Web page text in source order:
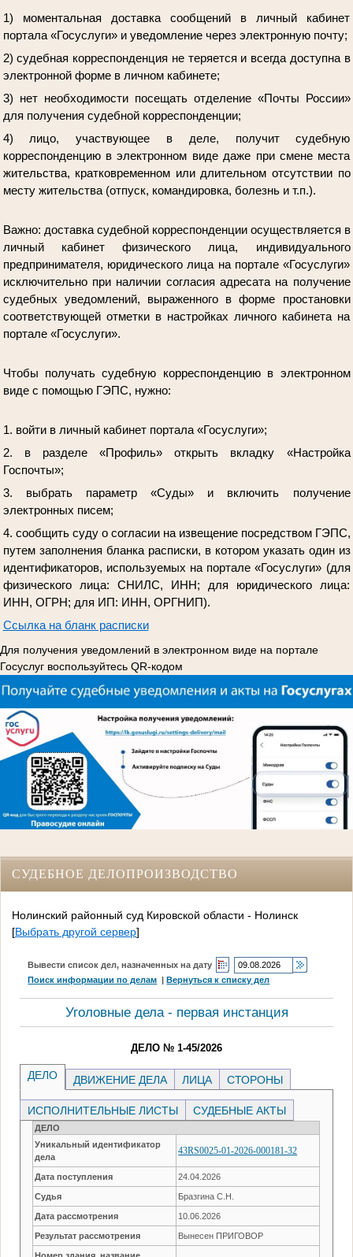
1) моментальная доставка сообщений в личный кабинет
портала «Госуслуги» и уведомление через электронную почту;
2) судебная корреспонденция не теряется и всегда доступна в
электронной форме в личном кабинете;
3) нет необходимости посещать отделение «Почты России»
для получения судебной корреспонденции;
4) лицо, участвующее в деле, получит судебную
корреспонденцию в электронном виде даже при смене места
жительства, кратковременном или длительном отсутствии по
месту жительства (отпуск, командировка, болезнь и т.п.).
Важно: доставка судебной корреспонденции осуществляется в
личный кабинет физического лица, индивидуального
предпринимателя, юридического лица на портале «Госуслуги»
исключительно при наличии согласия адресата на получение
судебных уведомлений, выраженного в форме простановки
соответствующей отметки в настройках личного кабинета на
портале «Госуслуги».
Чтобы получать судебную корреспонденцию в электронном
виде с помощью ГЭПС, нужно:
1. войти в личный кабинет портала «Госуслуги»;
2. в разделе «Профиль» открыть вкладку «Настройка
Госпочты»;
3. выбрать параметр «Суды» и включить получение
электронных писем;
4. сообщить суду о согласии на извещение посредством ГЭПС,
путем заполнения бланка расписки, в котором указать один из
идентификаторов, используемых на портале «Госуслуги» (для
физического лица: СНИЛС, ИНН; для юридического лица:
ИНН, ОГРН; для ИП: ИНН, ОРГНИП).
Ссылка на бланк расписки
Для получения уведомлений в электронном виде на портале
Госуслуг воспользуйтесь QR-кодом
СУДЕБНОЕ ДЕЛОПРОИЗВОДСТВО
Нолинский районный суд Кировской области - Нолинск
[Выбрать другой сервер]
Вывести список дел, назначенных на дату
Поиск информации по делам |Вернуться к списку дел
Уголовные дела - первая инстанция
ДЕЛО № 1-45/2026
ДЕЛО ДВИЖЕНИЕ ДЕЛА ЛИЦА СТОРОНЫ
ИСПОЛНИТЕЛЬНЫЕ ЛИСТЫ СУДЕБНЫЕ АКТЫ
ДЕЛО
Уникальный идентификатор
дела
43RS0025-01-2026-000181-32
Дата поступления 24.04.2026
Судья Бразгина С.Н.
Дата рассмотрения 10.06.2026
Результат рассмотрения Вынесен ПРИГОВОР